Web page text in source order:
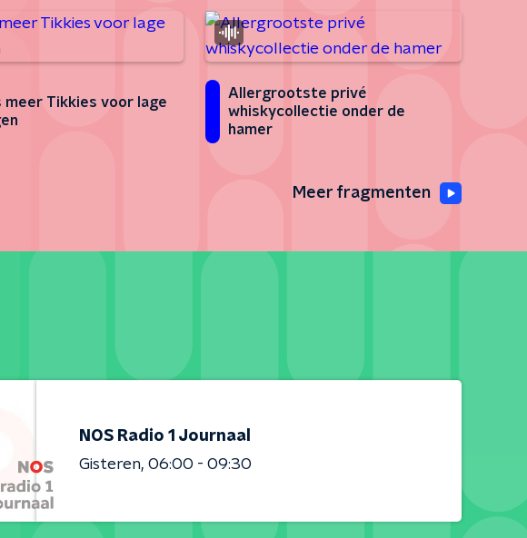
meer Tikkies voor lage
Allergrootste privé
whiskycollectie onder de
hamer
Meer fragmenten
NOS Radio 1 Journaal
Gisteren 06:00 - 09:30